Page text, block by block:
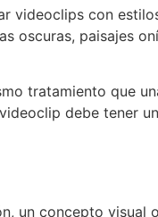
videoclips con
oscuras, paisajes
tratamiento que
debe tener
un concepto visual